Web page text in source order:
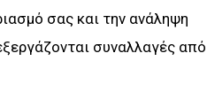
σας και την ανάληψη
συναλλαγές από